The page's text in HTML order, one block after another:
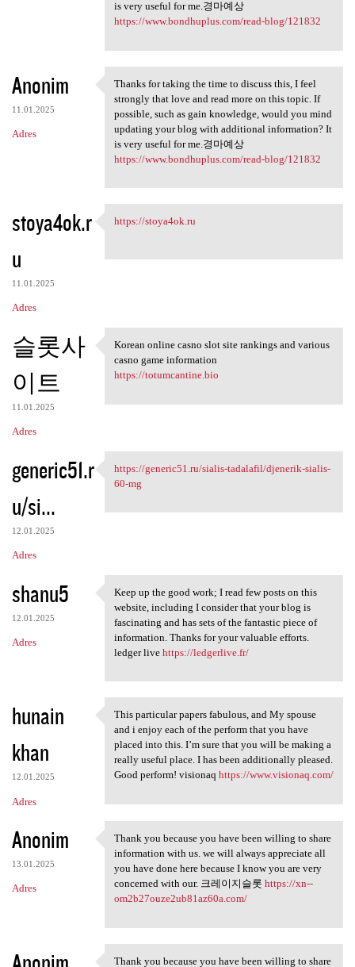
is very useful for me.경마예상
https://www.bondhuplus.com/read-blog/121832
Anonim
11.01.2025
Adres
Thanks for taking the time to
Thanks for taking the time to discuss this, I feel
strongly that love and read more on this topic. If
possible, such as gain knowledge, would you mind
updating your blog with additional information? It
is very useful for me.경마예상
https://www.bondhuplus.com/read-blog/121832
stoya4ok.r
u
11.01.2025
Adres
https://stoya4ok.ru
https://stoya4ok.ru
슬롯사
이트
11.01.2025
Adres
Korean online casno slot site
Korean online casno slot site rankings and various
casno game information
https://totumcantine.bio
generic51.r
u/si...
12.01.2025
Adres
https://generic51.ru/sialis
https://generic51.ru/sialis-tadalafil/djenerik-sialis-
60-mg
shanu5
12.01.2025
Adres
Keep up the good work; I read
Keep up the good work; I read few posts on this
website, including I consider that your blog is
fascinating and has sets of the fantastic piece of
information. Thanks for your valuable efforts.
ledger live https://ledgerlive.fr/
hunain
khan
12.01.2025
Adres
This particular papers
This particular papers fabulous, and My spouse
and i enjoy each of the perform that you have
placed into this. I’m sure that you will be making a
really useful place. I has been additionally pleased.
Good perform! visionaq https://www.visionaq.com/
Anonim
13.01.2025
Adres
Thank you because you have
Thank you because you have been willing to share
information with us. we will always appreciate all
you have done here because I know you are very
concerned with our. 크레이지슬롯 https://xn--
om2b27ouze2ub81az60a.com/
Thank you because you have been willing to share